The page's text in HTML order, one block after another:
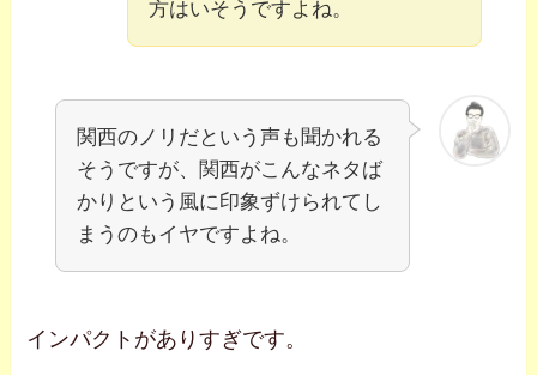
方はいそうですよね。
関西のノリだという声も聞かれる
そうですが、関西がこんなネタば
かりという風に印象ずけられてし
まうのもイヤですよね。
インパクトがありすぎです。